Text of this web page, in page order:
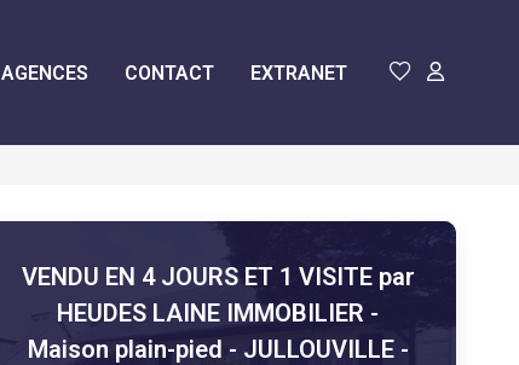
AGENCES CONTACT EXTRANET
VENDU EN 4 JOURS ET 1 VISITE par
HEUDES LAINE IMMOBILIER -
Maison plain-pied - JULLOUVILLE -